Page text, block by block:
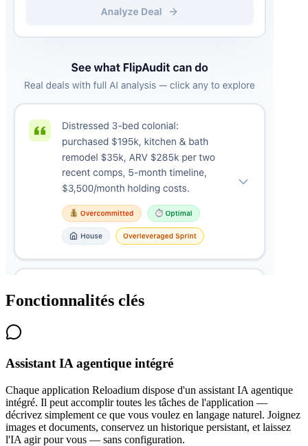
Fonctionnalités clés
Assistant IA agentique intégré
Chaque application Reloadium dispose d'un assistant IA agentique
intégré. Il peut accomplir toutes les tâches de l'application —
décrivez simplement ce que vous voulez en langage naturel. Joignez
images et documents, conservez un historique persistant, et laissez
l'IA agir pour vous — sans configuration.